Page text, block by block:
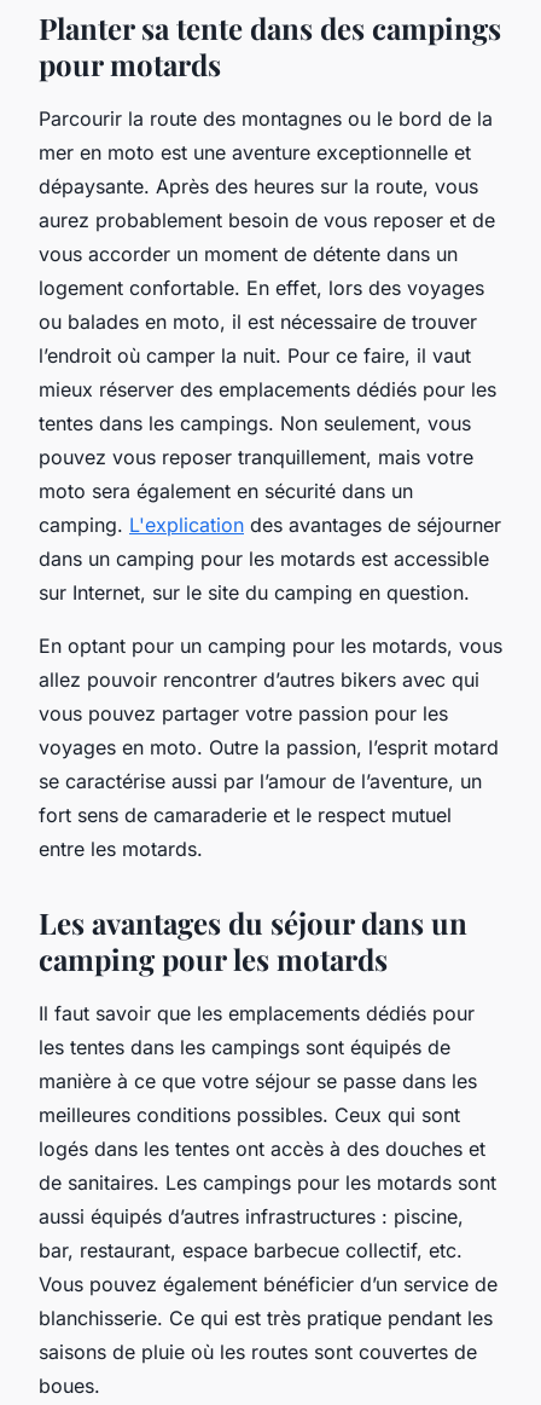
Planter sa tente dans des campings
pour motards
Parcourir la route des montagnes ou le bord de la
mer en moto est une aventure exceptionnelle et
dépaysante. Après des heures sur la route, vous
aurez probablement besoin de vous reposer et de
vous accorder un moment de détente dans un
logement confortable. En effet, lors des voyages
ou balades en moto, il est nécessaire de trouver
l’endroit où camper la nuit. Pour ce faire, il vaut
mieux réserver des emplacements dédiés pour les
tentes dans les campings. Non seulement, vous
pouvez vous reposer tranquillement, mais votre
moto sera également en sécurité dans un
camping. L'explication des avantages de séjourner
dans un camping pour les motards est accessible
sur Internet, sur le site du camping en question.
En optant pour un camping pour les motards, vous
allez pouvoir rencontrer d’autres bikers avec qui
vous pouvez partager votre passion pour les
voyages en moto. Outre la passion, l’esprit motard
se caractérise aussi par l’amour de l’aventure, un
fort sens de camaraderie et le respect mutuel
entre les motards.
Les avantages du séjour dans un
camping pour les motards
Il faut savoir que les emplacements dédiés pour
les tentes dans les campings sont équipés de
manière à ce que votre séjour se passe dans les
meilleures conditions possibles. Ceux qui sont
logés dans les tentes ont accès à des douches et
de sanitaires. Les campings pour les motards sont
aussi équipés d’autres infrastructures : piscine,
bar, restaurant, espace barbecue collectif, etc.
Vous pouvez également bénéficier d’un service de
blanchisserie. Ce qui est très pratique pendant les
saisons de pluie où les routes sont couvertes de
boues.